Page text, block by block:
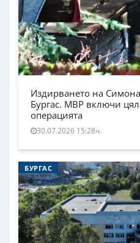
Издирването на
Бургас. МВР включи
операцията
30.07.2026 15:28ч.
БУРГАС